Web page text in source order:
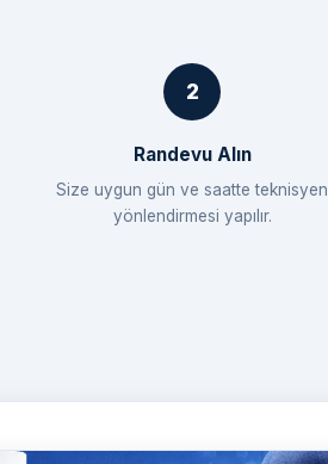
Randevu Alın
Size uygun gün ve saatte teknisyen
yönlendirmesi yapılır.